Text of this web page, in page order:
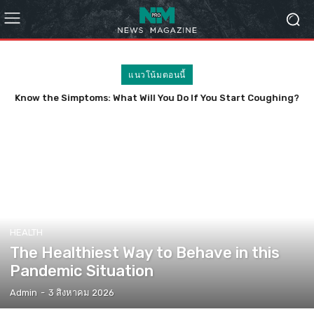
แนวโน้มตอนนี้
Know the Simptoms: What Will You Do If You Start Coughing?
HEALTH
The Healthiest Way to Behave in this
Pandemic Situation
Admin - 3 สิงหาคม 2026